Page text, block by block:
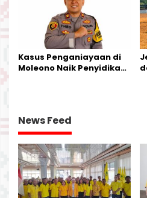
Kasus Penganiayaan di
Moleono Naik Penyidikan,
News Feed